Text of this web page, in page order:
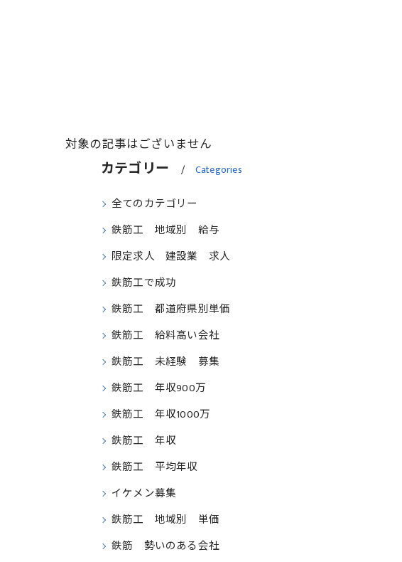
対象の記事はございません
カテゴリー Categories
全てのカテゴリー
鉄筋工 地域別 給与
限定求人 建設業 求人
鉄筋工で成功
鉄筋工 都道府県別単価
鉄筋工 給料高い会社
鉄筋工 未経験 募集
鉄筋工 年収900万
鉄筋工 年収1000万
鉄筋工 年収
鉄筋工 平均年収
イケメン募集
鉄筋工 地域別 単価
鉄筋 勢いのある会社